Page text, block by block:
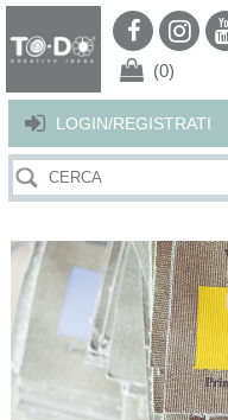
Per offrirti il miglior
Continuando la navigazione
LOGIN/REGISTRATI
(0)